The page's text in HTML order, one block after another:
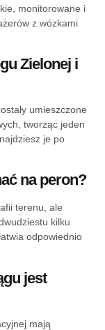
monitorowane i
z wózkami
Zielonej i
umieszczone
tworząc jeden
je po
na peron?
terenu, ale
kilku
odpowiednio
jest
mają